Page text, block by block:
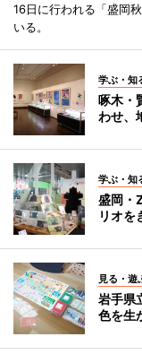
16日に行われる「盛岡
いる。
学ぶ・知
啄木・
わせ、
学ぶ・知
盛岡・
リオを
見る・遊
岩手県
色を生